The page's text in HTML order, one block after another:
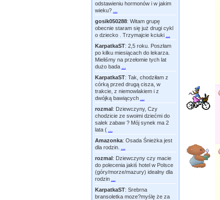
odstawieniu hormonów i w jakim
wieku?
gosik050288: Witam grupę
obecnie staram się już drugi cykl
o dziecko . Trzymajcie kciuki
KarpatkaST: 2,5 roku. Poszłam
po kilku miesiącach do lekarza.
Mieliśmy na przełomie tych lat
dużo bada
KarpatkaST: Tak, chodziłam z
córką przed drugą cisza, w
trakcie, z niemowlakiem i z
dwójką bawiących
rozmal: Dziewczyny, Czy
chodzicie ze swoimi dziećmi do
salek zabaw ? Mój synek ma 2
lata (
Amazonka: Osada Śnieżka jest
dla rodzin.
rozmal: Dziewczyny czy macie
do polecenia jakiś hotel w Polsce
(góry/morze/mazury) idealny dla
rodzin
KarpatkaST: Srebrna
bransoletka moze?myślę że za